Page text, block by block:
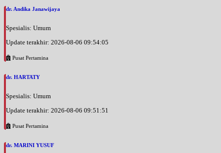
dr. Andika Janawijaya
Spesialis: Umum
Update terakhir: 2026-08-06 09:54:05
Pusat Pertamina
dr. HARTATY
Spesialis: Umum
Update terakhir: 2026-08-06 09:51:51
Pusat Pertamina
dr. MARINI YUSUF